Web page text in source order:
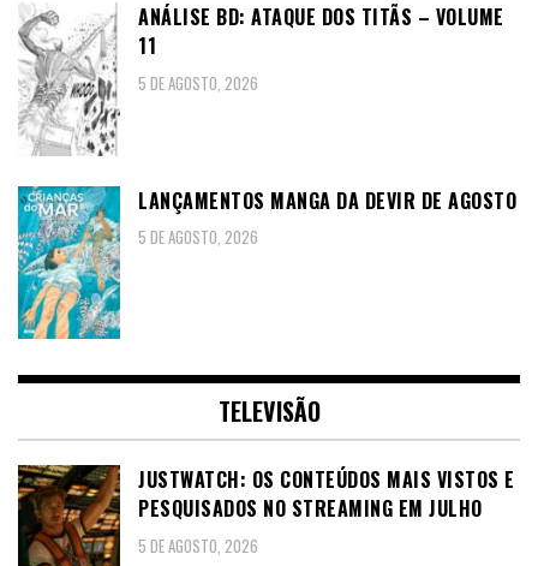
ANÁLISE BD: ATAQUE DOS TITÃS – VOLUME
11
5 DE AGOSTO, 2026
LANÇAMENTOS MANGA DA DEVIR DE AGOSTO
5 DE AGOSTO, 2026
TELEVISÃO
JUSTWATCH: OS CONTEÚDOS MAIS VISTOS E
PESQUISADOS NO STREAMING EM JULHO
5 DE AGOSTO, 2026